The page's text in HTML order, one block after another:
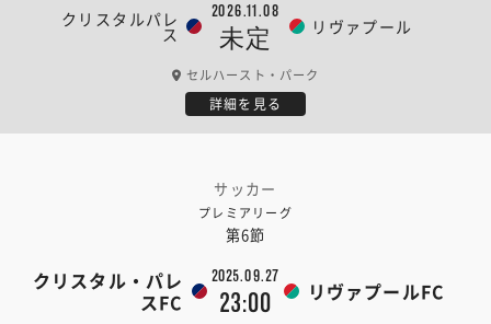
クリスタルパレ
ス
2026.11.08
未定 リヴァプール
セルハースト・パーク
詳細を見る
サッカー
プレミアリーグ
第6節
クリスタル・パレ
スFC
2025.09.27
23:00 リヴァプールFC